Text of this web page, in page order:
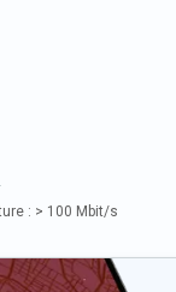
: > 100 Mbit/s